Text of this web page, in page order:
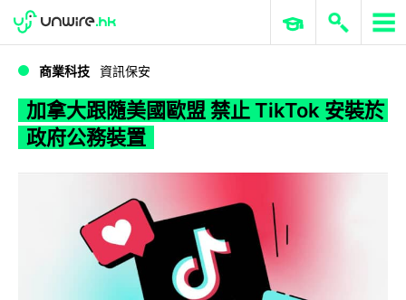
WWDC 2026 ERP 與商業 AI
商業科技 資訊保安
加拿大跟隨美國歐盟 禁止 TikTok 安裝於
政府公務裝置